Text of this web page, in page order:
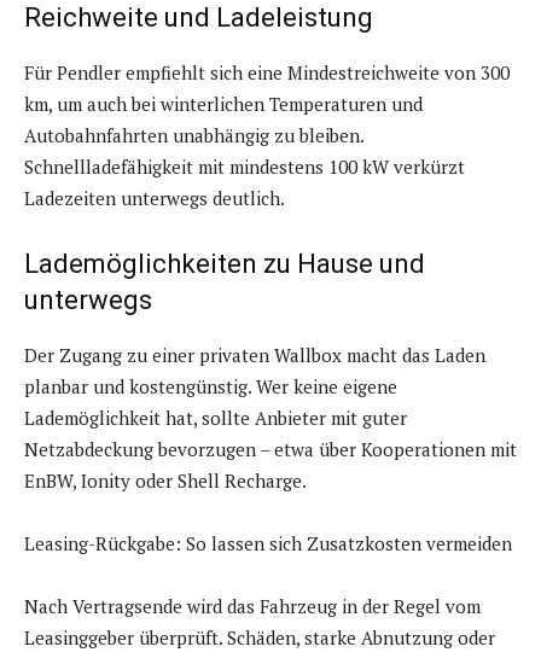
Reichweite und Ladeleistung
Für Pendler empfiehlt sich eine Mindestreichweite von 300
km, um auch bei winterlichen Temperaturen und
Autobahnfahrten unabhängig zu bleiben.
Schnellladefähigkeit mit mindestens 100 kW verkürzt
Ladezeiten unterwegs deutlich.
Lademöglichkeiten zu Hause und
unterwegs
Der Zugang zu einer privaten Wallbox macht das Laden
planbar und kostengünstig. Wer keine eigene
Lademöglichkeit hat, sollte Anbieter mit guter
Netzabdeckung bevorzugen – etwa über Kooperationen mit
EnBW, Ionity oder Shell Recharge.
Leasing-Rückgabe: So lassen sich Zusatzkosten vermeiden
Nach Vertragsende wird das Fahrzeug in der Regel vom
Leasinggeber überprüft. Schäden, starke Abnutzung oder